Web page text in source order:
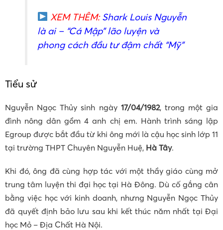
XEM THÊM: Shark Louis Nguyễn
là ai– “Cá Mập” lão luyện và
phong cách đầu tư đậm chất “Mỹ”
Tiểu sử
Nguyễn Ngọc Thủy sinh ngày 17/04/1982, trong một gia
đình nông dân gồm 4 anh chị em. Hành trình sáng lập
Egroup được bắt đầu từ khi ông mới là cậu học sinh lớp 11
tại trường THPT Chuyên Nguyễn Huệ, Hà Tây.
Khi đó, ông đã cùng hợp tác với một thầy giáo cùng mở
trung tâm luyện thi đại học tại Hà Đông. Dù cố gắng cân
bằng việc học với kinh doanh, nhưng Nguyễn Ngọc Thủy
đã quyết định bảo lưu sau khi kết thúc năm nhất tại Đại
học Mỏ – Địa Chất Hà Nội.